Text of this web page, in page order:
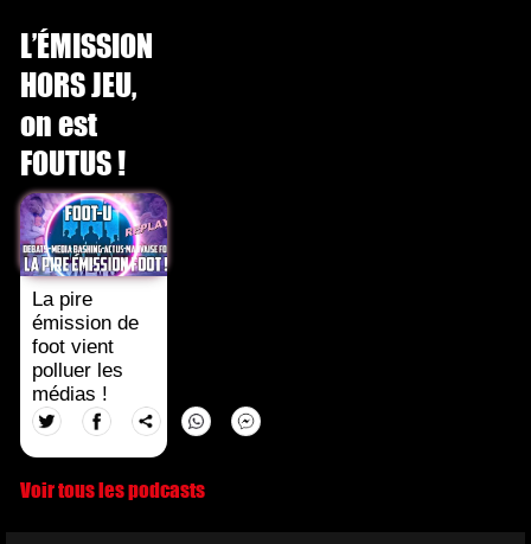
L’ÉMISSION
HORS JEU,
on est
FOUTUS !
La pire
émission de
foot vient
polluer les
médias !
Voir tous les podcasts